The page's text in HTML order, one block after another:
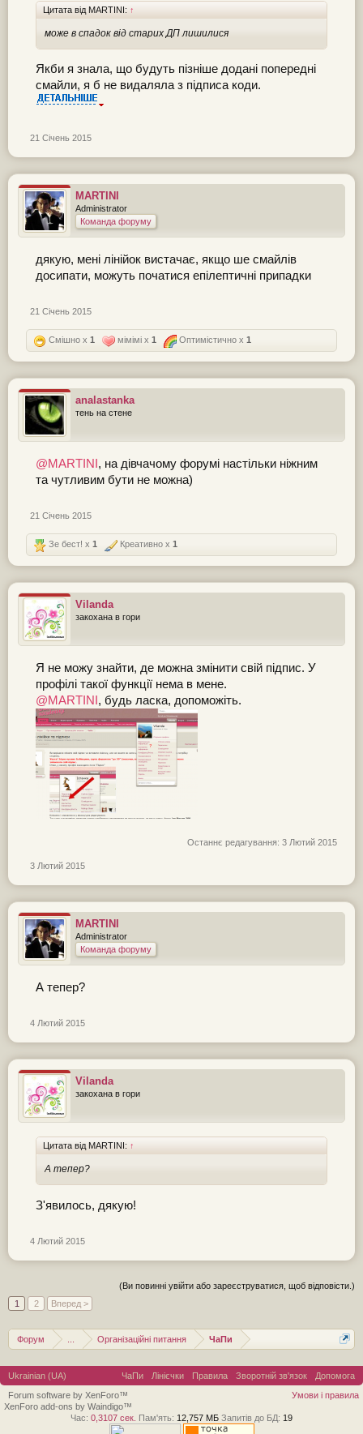
Цитата від MARTINI: ↑
може в спадок від старих ДП лишилися
Якби я знала, що будуть пізніше додані попередні
смайли, я б не видаляла з підписа коди.
21 Січень 2015
MARTINI
Administrator
Команда форуму
дякую, мені лінійок вистачає, якщо ше смайлів
досипати, можуть початися епілептичні припадки
21 Січень 2015
Смішно x 1 мімімі x 1 Оптимістично x 1
analastanka
тень на стене
@MARTINI , на дівчачому форумі настільки ніжним
та чутливим бути не можна)
21 Січень 2015
Зе бест! x 1 Креативно x 1
Vilanda
закохана в гори
Я не можу знайти, де можна змінити свій підпис. У
профілі такої функції нема в мене.
@MARTINI , будь ласка, допоможіть.
Останнє редагування: 3 Лютий 2015
3 Лютий 2015
MARTINI
Administrator
Команда форуму
А тепер?
4 Лютий 2015
Vilanda
закохана в гори
Цитата від MARTINI: ↑
А тепер?
З'явилось, дякую!
4 Лютий 2015
(Ви повинні увійти або зареєструватися, щоб відповісти.)
1
2 Вперед >
Форум Організаційні питання ЧаПи
Ukrainian (UA) ЧаПи Лінієчки Правила Зворотній зв'язок
Допомога
Умови і правила
Forum software by XenForo™
XenForo add-ons by Waindigo™
Час: 0,3107 сек. Пам'ять: 12,757 МБ Запитів до БД: 19